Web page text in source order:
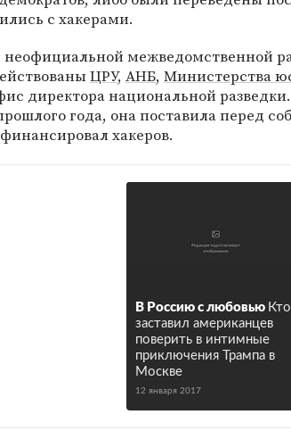
с хакерами.
неофициальной межведомственной
ЦРУ, АНБ, Министерства
директора национальной
года, она поставила перед
хакеров.
В Россию с любовью Кто
заставил американцев
поверить в интимные
приключения Трампа в
Москве
12 января 2017